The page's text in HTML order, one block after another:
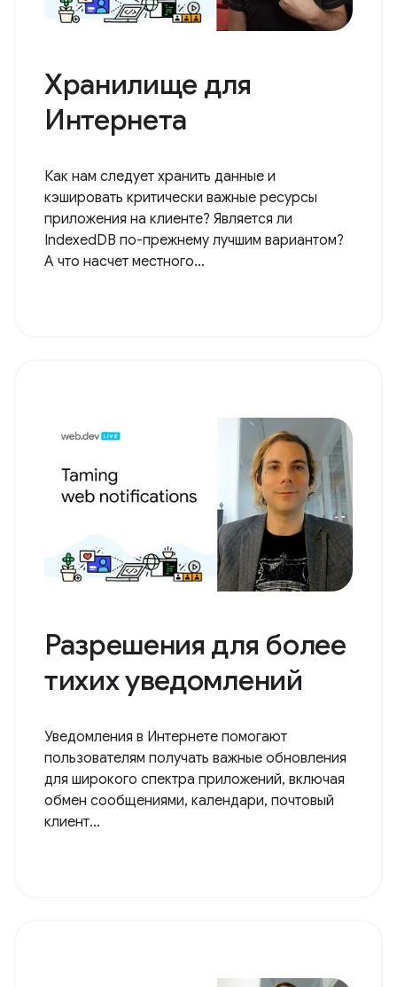
Хранилище для
Интернета
Как нам следует хранить данные и
кэшировать критически важные ресурсы
приложения на клиенте? Является ли
IndexedDB по-прежнему лучшим вариантом?
А что насчет местного...
Разрешения для более
тихих уведомлений
Уведомления в Интернете помогают
пользователям получать важные обновления
для широкого спектра приложений, включая
обмен сообщениями, календари, почтовый
клиент...